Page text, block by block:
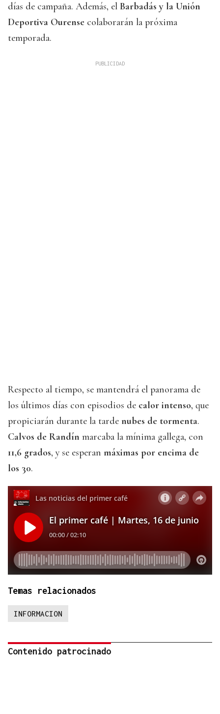
días de campaña. Además, el Barbadás y la Unión
Deportiva Ourense colaborarán la próxima
temporada.
Respecto al tiempo, se mantendrá el panorama de
los últimos días con episodios de calor intenso, que
propiciarán durante la tarde nubes de tormenta.
Calvos de Randín marcaba la mínima gallega, con
11,6 grados, y se esperan máximas por encima de
los 30.
Temas relacionados
INFORMACION
Contenido patrocinado